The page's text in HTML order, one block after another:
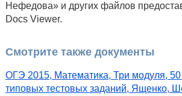
Нефедова» и других файлов
Docs Viewer.
Смотрите также документы
ОГЭ 2015, Математика, Три модуля, 50
типовых тестовых заданий, Ященко,